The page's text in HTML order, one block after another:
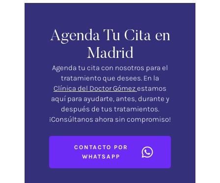
Agenda Tu Cita en
Madrid
Agenda tu cita con nosotros para el
tratamiento que desees. En la
Clínica del Doctor Gómezestamos
aquí para ayudarte, antes, durante y
después de tus tratamientos.
¡Consúltanos ahora sin compromiso!
CONTACTO POR
WHATSAPP